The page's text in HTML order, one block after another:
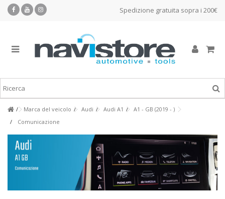
Spedizione gratuita sopra i 200€
Marca del veicolo Audi Audi A1
A1 - GB (2019 - )
Comunicazione